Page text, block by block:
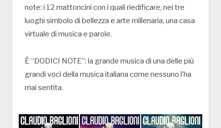
note: i 12 mattoncini con i quali riedificare, nei tre
luoghi simbolo di bellezza e arte millenaria, una casa
virtuale di musica e parole.
È “DODICI NOTE”: la grande musica di una delle più
grandi voci della musica italiana come nessuno l’ha
mai sentita.